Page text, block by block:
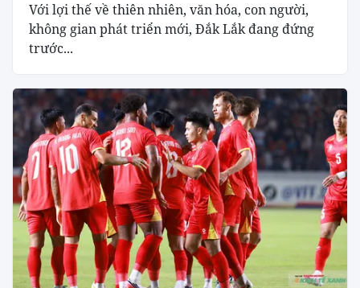
Với lợi thế về thiên nhiên, văn hóa, con người,
không gian phát triển mới, Đắk Lắk đang đứng
trước...